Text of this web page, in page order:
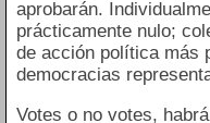
aprobarán.
prácticamente nulo;
de acción política más
democracias
Votes o no votes,